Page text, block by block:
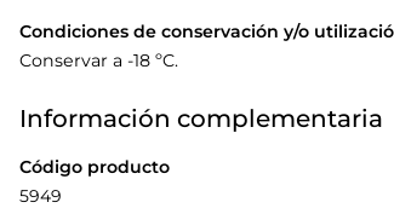
Condiciones de conservación y/o
Conservar a -18 ºC.
Información complementaria
Código producto
5949